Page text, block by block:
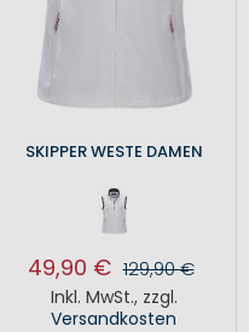
SKIPPER WESTE DAMEN
49,90 € 129,90 €
Inkl. MwSt., zzgl.
Versandkosten